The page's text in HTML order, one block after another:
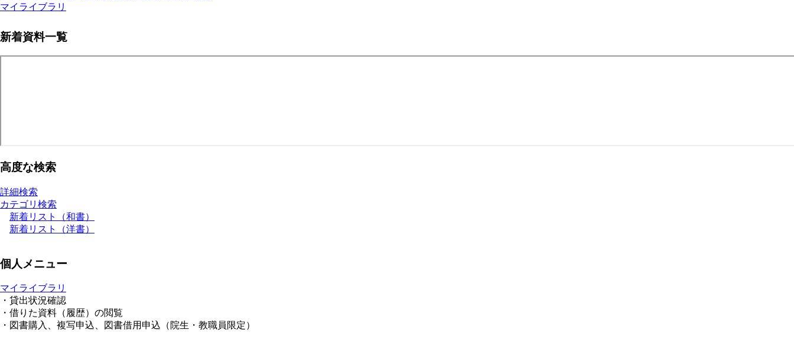
マイライブラリ
新着資料一覧
高度な検索
詳細検索
カテゴリ検索
新着リスト（和書）
新着リスト（洋書）
個人メニュー
マイライブラリ
・貸出状況確認
・借りた資料（履歴）の閲覧
・図書購入、複写申込、図書借用申込（院生・教職員限定）